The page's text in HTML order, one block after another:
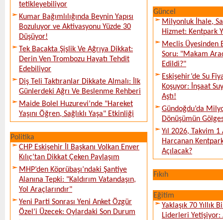
tetikleyebiliyor
Kumar Bağımlılığında Beynin Yapısı
Bozuluyor ve Aktivasyonu Yüzde 30
Düşüyor!
Tek Bacakta Şişlik Ve Ağrıya Dikkat:
Derin Ven Trombozu Hayatı Tehdit
Edebiliyor
Diş Teli Taktıranlar Dikkate Almalı: İlk
Günlerdeki Ağrı Ve Beslenme Rehberi
Maide Bolel Huzurevi’nde "Hareket
Yaşını Öğren, Sağlıklı Yaşa" Etkinliği
Politika
CHP Eskişehir İl Başkanı Volkan Enver
Kılıç’tan Dikkat Çeken Paylaşım
MHP’den Köprübaşı’ndaki Şantiye
Alanına Tepki: "Kaldırım Vatandaşın,
Yol Araçlarındır"
Yeni Parti Sonrası Yeni Anket Özgür
Özel’i Üzecek: Oylardaki Son Durum
Güncel
Milyonluk İhale,
Hizmet: Kentpark
Meclis Üyesinden
Soru: "Makam
Edildi?"
Eskişehir’de Su
Koşuyor: İnşaat
Aştı!
Gündoğdu’da
Dönüşümün
Yıl 2026, Takvim
Harcanan
Açılacak?
Fıkıh
Eğitim
Yaklaşık 70 Yıllık
Liderleri